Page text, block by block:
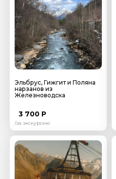
Эльбрус, Гижгит и Поляна
нарзанов из
Железноводска
3 700 Р
/за экскурсию